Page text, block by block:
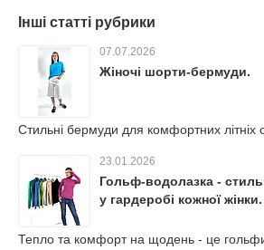
Інші статті рубрики
07.07.2026
Жіночі шорти-бермуди.
Стильні бермуди для комфортних літніх
23.01.2026
Гольф-водолазка -
у гардеробі кожної жінки.
Тепло та комфорт на щодень - це